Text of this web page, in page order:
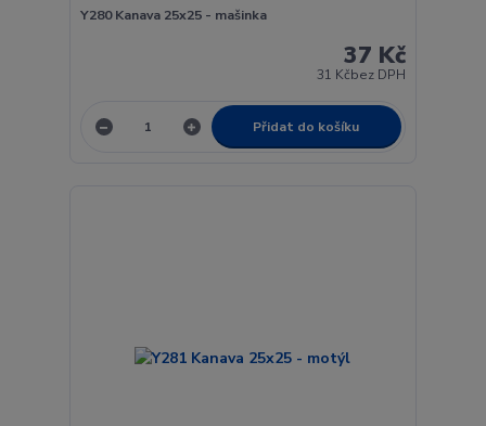
Y280 Kanava 25x25 - mašinka
37 Kč
31 Kčbez DPH
Přidat do košíku